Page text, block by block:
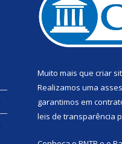
Muito mais que criar
Realizamos uma
garantimos em
leis de transparência